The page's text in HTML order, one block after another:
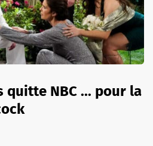
quitte NBC ... pour la